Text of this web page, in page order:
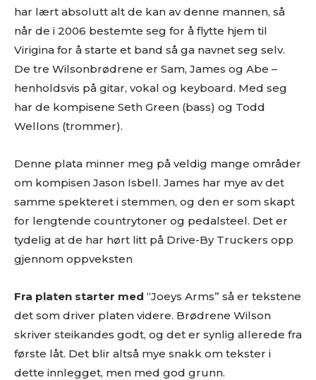
har lært absolutt alt de kan av denne mannen, så
når de i 2006 bestemte seg for å flytte hjem til
Virigina for å starte et band så ga navnet seg selv.
De tre Wilsonbrødrene er Sam, James og Abe –
henholdsvis på gitar, vokal og keyboard. Med seg
har de kompisene Seth Green (bass) og Todd
Wellons (trommer).
Denne plata minner meg på veldig mange områder
om kompisen Jason Isbell. James har mye av det
samme spekteret i stemmen, og den er som skapt
for lengtende countrytoner og pedalsteel. Det er
tydelig at de har hørt litt på Drive-By Truckers opp
gjennom oppveksten
Fra platen starter med “Joeys Arms” så er tekstene
det som driver platen videre. Brødrene Wilson
skriver steikandes godt, og det er synlig allerede fra
første låt. Det blir altså mye snakk om tekster i
dette innlegget, men med god grunn.